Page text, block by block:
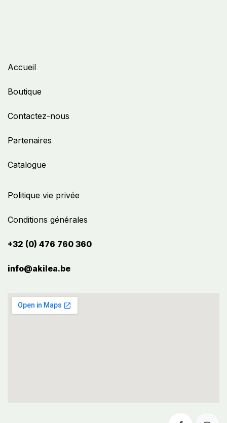
Politique vie privée
Conditions générales
+32 (0) 476 760 360
info@akilea.be​
Accueil
Boutique
Contactez-nous
Partenaires
Catalogue